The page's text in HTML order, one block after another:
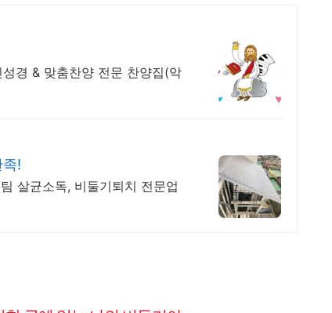
경 & 맞춤찬양 전문 찬양집(악
!
살균소독, 비둘기퇴치 전문업